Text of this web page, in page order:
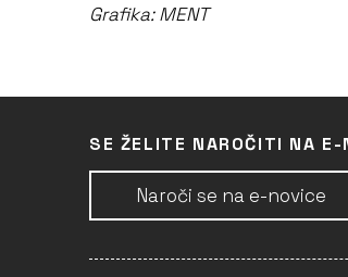
Grafika: MENT
SE ŽELITE NAROČITI NA
Naroči se na e-novice